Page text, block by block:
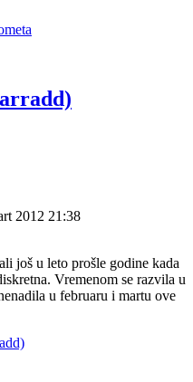
2012 21:38
još u leto prošle godine kada
Vremenom se razvila u
u februaru i martu ove